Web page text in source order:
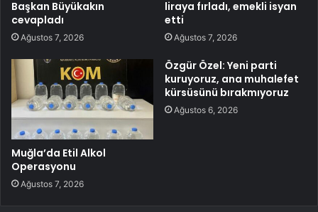
Başkan Büyükakın
cevapladı
Ağustos 7, 2026
liraya fırladı, emekli isyan
etti
Ağustos 7, 2026
Muğla’da Etil Alkol
Operasyonu
Ağustos 7, 2026
Özgür Özel: Yeni parti
kuruyoruz, ana muhalefet
kürsüsünü bırakmıyoruz
Ağustos 6, 2026